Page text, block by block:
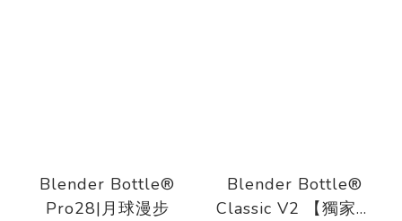
Blender Bottle®
Pro28|月球漫步
Blender Bottle®
Classic V2 【獨家特